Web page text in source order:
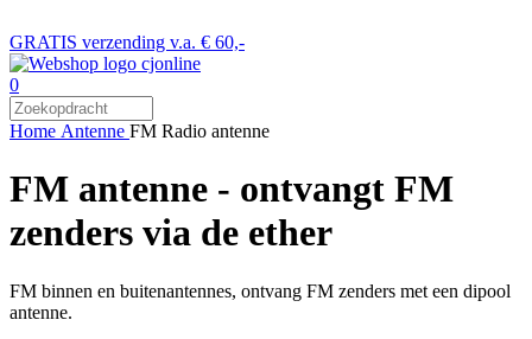
GRATIS verzending v.a. € 60,-
0
Home Antenne FM Radio antenne
FM antenne - ontvangt FM
zenders via de ether
FM binnen en buitenantennes, ontvang FM zenders met een dipool
antenne.